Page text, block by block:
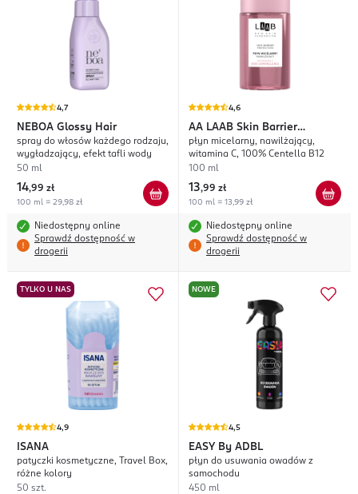
4,7
NEBOA Glossy Hair
spray do włosów każdego rodzaju,
wygładzający, efekt tafli wody
50 ml
14,99 zł
100 ml = 29,98 zł
Niedostępny online
Sprawdź dostępność w
drogerii
4,6
AA LAAB Skin Barrier
Protection
płyn micelarny, nawilżający,
witamina C, 100% Centella B12
100 ml
13,99 zł
100 ml = 13,99 zł
Niedostępny online
Sprawdź dostępność w
drogerii
TYLKO U NAS
4,9
ISANA
patyczki kosmetyczne, Travel Box,
różne kolory
50 szt.
NOWE
4,5
EASY By ADBL
płyn do usuwania owadów z
samochodu
450 ml